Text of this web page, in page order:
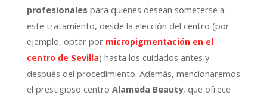
profesionales para quienes desean someterse a
este tratamiento, desde la elección del centro (por
ejemplo, optar por micropigmentación en el
centro de Sevilla) hasta los cuidados antes y
después del procedimiento. Además, mencionaremos
el prestigioso centro Alameda Beauty, que ofrece